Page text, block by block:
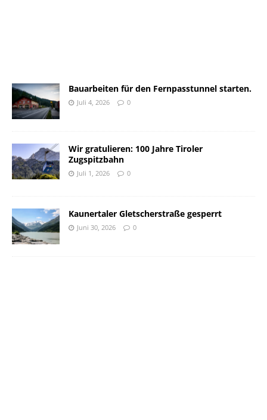
Bauarbeiten für den Fernpasstunnel starten.
Juli 4, 2026 0
Wir gratulieren: 100 Jahre Tiroler
Zugspitzbahn
Juli 1, 2026 0
Kaunertaler Gletscherstraße gesperrt
Juni 30, 2026 0